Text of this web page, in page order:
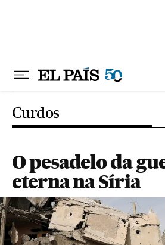
Curdos
O pesadelo da
eterna na Síria